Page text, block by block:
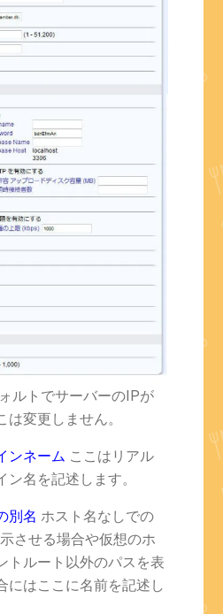
ルトでサーバーのIPが
は変更しません。
ンネーム ここはリアル
名を記述します。
別名 ホスト名なしでの
させる場合や仮想のホ
トルート以外のパスを表
にはここに名前を記述し